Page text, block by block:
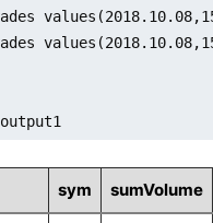
sym sumVolume